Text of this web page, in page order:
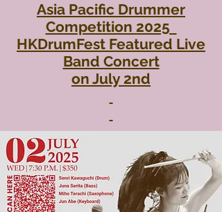
Asia Pacific Drummer
Competition 2025
HKDrumFest Featured Live
Band Concert
​on July 2nd